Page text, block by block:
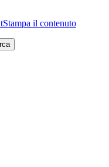
Stampa il contenuto